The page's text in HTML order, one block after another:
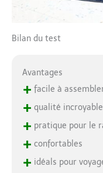
Bilan du test
Avantages
+ facile à
+ qualité incroyable
+ pratique pour le
+ confortables
+ idéals pour